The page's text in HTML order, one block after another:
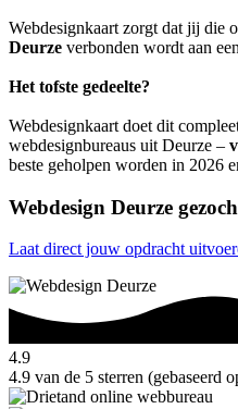
Webdesignkaart zorgt dat jij die
Deurze verbonden wordt aan
Het tofste gedeelte?
Webdesignkaart doet dit
webdesignbureaus uit Deurze –
beste geholpen worden in 2026
Webdesign Deurze
Laat direct jouw opdracht
4.9
4.9 van de 5 sterren (gebaseerd